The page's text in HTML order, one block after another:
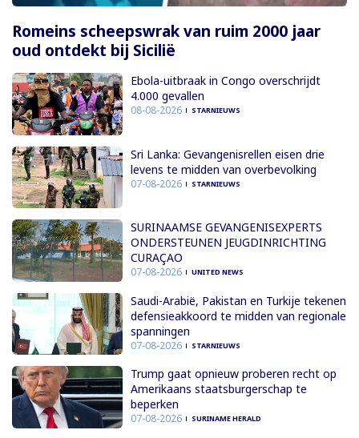
Romeins scheepswrak van ruim 2000 jaar
oud ontdekt bij Sicilië
Ebola-uitbraak in Congo overschrijdt
4.000 gevallen
08-08-2026 STARNIEUWS
Sri Lanka: Gevangenisrellen eisen drie
levens te midden van overbevolking
07-08-2026 STARNIEUWS
SURINAAMSE GEVANGENISEXPERTS
ONDERSTEUNEN JEUGDINRICHTING
CURAÇAO
07-08-2026 UNITED NEWS
Saudi-Arabië, Pakistan en Turkije tekenen
defensieakkoord te midden van regionale
spanningen
07-08-2026 STARNIEUWS
Trump gaat opnieuw proberen recht op
Amerikaans staatsburgerschap te
beperken
07-08-2026 SURINAME HERALD